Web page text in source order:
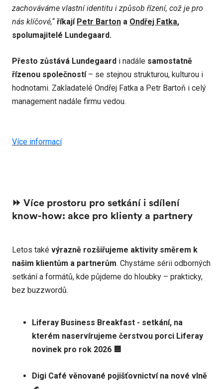
zachováváme vlastní identitu i způsob řízení, což je pro
nás klíčové,“ říkají Petr Barton a Ondřej Fatka,
spolumajitelé Lundegaard.
Přesto zůstává Lundegaard i nadále samostatně
řízenou společností – se stejnou strukturou, kulturou i
hodnotami. Zakladatelé Ondřej Fatka a Petr Bartoň i celý
management nadále firmu vedou.
Více informací
⏩️ Více prostoru pro setkání i sdílení
know-how: akce pro klienty a partnery
Letos také výrazně rozšiřujeme aktivity směrem k
našim klientům a partnerům. Chystáme sérii odborných
setkání a formátů, kde půjdeme do hloubky – prakticky,
bez buzzwordů.
Liferay Business Breakfast - setkání, na
kterém naservírujeme čerstvou porci Liferay
novinek pro rok 2026 🟦
Digi Café věnované pojišťovnictví na nové vlně